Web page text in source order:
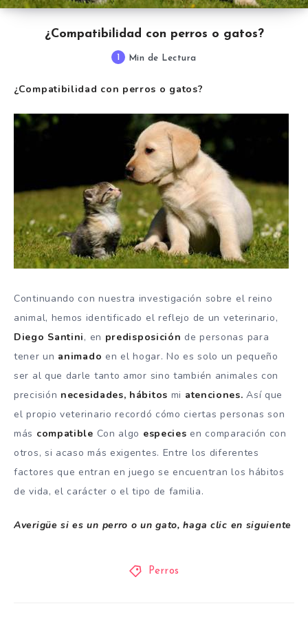
¿Compatibilidad con perros o gatos?
Min de Lectura
¿Compatibilidad con perros o gatos?
Continuando con nuestra investigación sobre el reino
animal, hemos identificado el reflejo de un veterinario,
Diego Santini, en predisposición de personas para
tener un animado en el hogar. No es solo un pequeño
ser al que darle tanto amor sino también animales con
precisión necesidades, hábitos mi atenciones.Así que
el propio veterinario recordó cómo ciertas personas son
más compatible Con algo especies en comparación con
otros, si acaso más exigentes. Entre los diferentes
factores que entran en juego se encuentran los hábitos
de vida, el carácter o el tipo de familia.
Averigüe si es un perro o un gato, haga clic en siguiente
Perros